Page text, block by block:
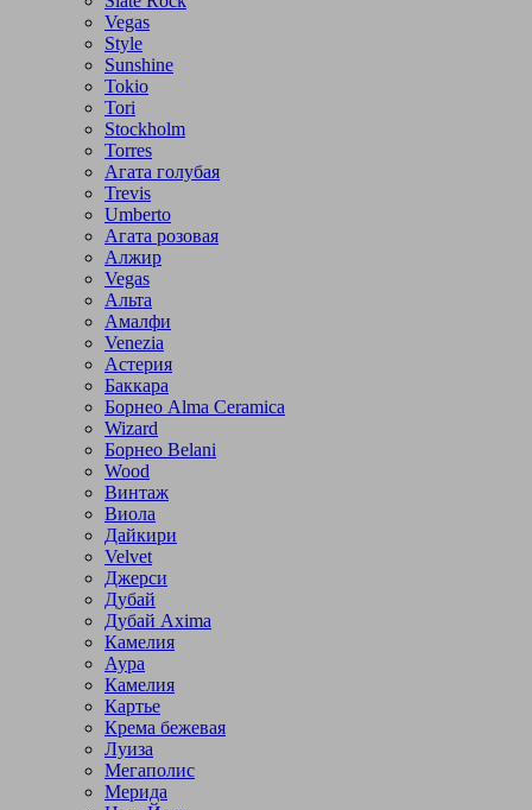
Vegas
Style
Sunshine
Tokio
Tori
Stockholm
Torres
Агата голубая
Trevis
Umberto
Агата розовая
Алжир
Vegas
Альта
Амалфи
Venezia
Астерия
Баккара
Борнео Alma Ceramica
Wizard
Борнео Belani
Wood
Винтаж
Виола
Дайкири
Velvet
Джерси
Дубай
Дубай Axima
Камелия
Аура
Камелия
Картье
Крема бежевая
Луиза
Мегаполис
Мерида